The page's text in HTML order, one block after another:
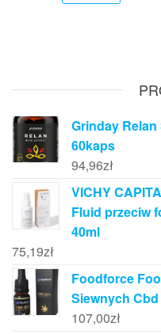
Grinday
60kaps
94,96zł
VICHY
Fluid przeciw
40ml
75,19zł
Foodforce
Siewnych Cbd
107,00zł